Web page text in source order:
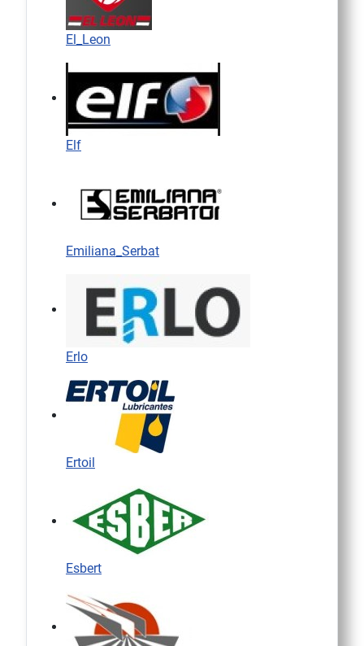
El_Leon
Elf
Emiliana_Serbat
Erlo
Ertoil
Esbert